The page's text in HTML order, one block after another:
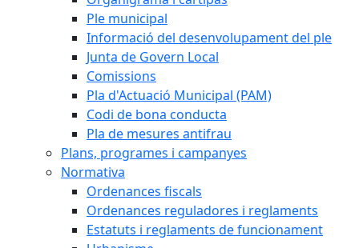
Ple municipal
Informació del desenvolupament del ple
Junta de Govern Local
Comissions
Pla d'Actuació Municipal (PAM)
Codi de bona conducta
Pla de mesures antifrau
Plans, programes i campanyes
Normativa
Ordenances fiscals
Ordenances reguladores i reglaments
Estatuts i reglaments de funcionament